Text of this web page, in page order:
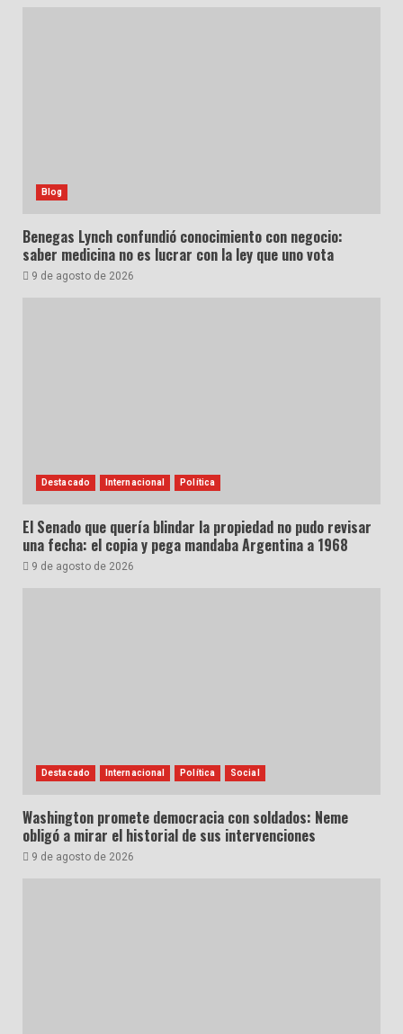
Blog
Benegas Lynch confundió conocimiento con negocio:
saber medicina no es lucrar con la ley que uno vota
9 de agosto de 2026
Destacado Internacional Política
El Senado que quería blindar la propiedad no pudo revisar
una fecha: el copia y pega mandaba Argentina a 1968
9 de agosto de 2026
Destacado Internacional Política Social
Washington promete democracia con soldados: Neme
obligó a mirar el historial de sus intervenciones
9 de agosto de 2026